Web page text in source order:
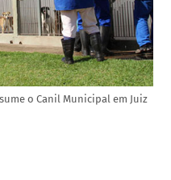
o Canil Municipal em Juiz